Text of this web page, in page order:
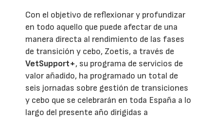
Con el objetivo de reflexionar y profundizar
en todo aquello que puede afectar de una
manera directa al rendimiento de las fases
de transición y cebo, Zoetis, a través de
VetSupport+, su programa de servicios de
valor añadido, ha programado un total de
seis jornadas sobre gestión de transiciones
y cebo que se celebrarán en toda España a lo
largo del presente año dirigidas a